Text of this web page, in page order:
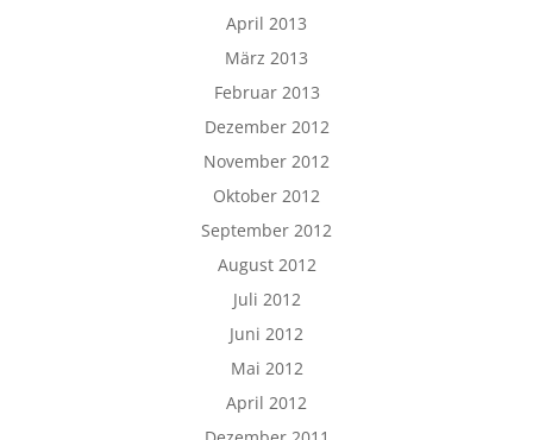
April 2013
März 2013
Februar 2013
Dezember 2012
November 2012
Oktober 2012
September 2012
August 2012
Juli 2012
Juni 2012
Mai 2012
April 2012